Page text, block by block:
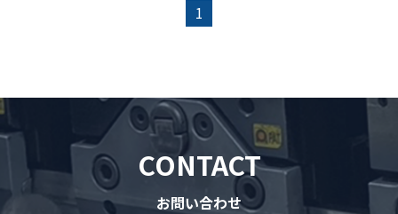
1
CONTACT
お問い合わせ